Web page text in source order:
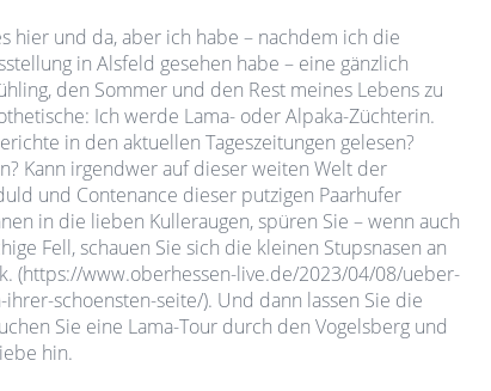
hier und da, aber ich habe – nachdem ich die
in Alsfeld gesehen habe – eine gänzlich
den Sommer und den Rest meines Lebens zu
Ich werde Lama- oder Alpaka-Züchterin.
in den aktuellen Tageszeitungen gelesen?
Kann irgendwer auf dieser weiten Welt der
und Contenance dieser putzigen Paarhufer
in die lieben Kulleraugen, spüren Sie – wenn auch
Fell, schauen Sie sich die kleinen Stupsnasen an
(https://www.oberhessen-live.de/2023/04/08/ueber-
schoensten-seite/). Und dann lassen Sie die
Sie eine Lama-Tour durch den Vogelsberg und
hin.